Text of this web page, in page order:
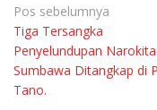
Navigasi
pos
Pos sebelumnya
Tiga Tersangka
Penyelundupan
Sumbawa Ditangkap di
Tano.